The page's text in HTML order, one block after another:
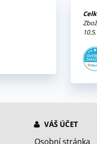
VÁŠ ÚČET
Osobní stránka